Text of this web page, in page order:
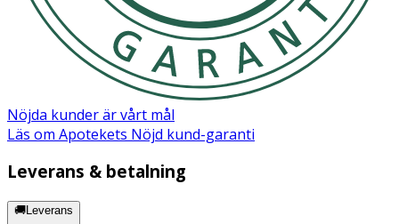
Nöjda kunder är vårt mål
Läs om Apotekets Nöjd kund-garanti
Leverans & betalning
🚚Leverans